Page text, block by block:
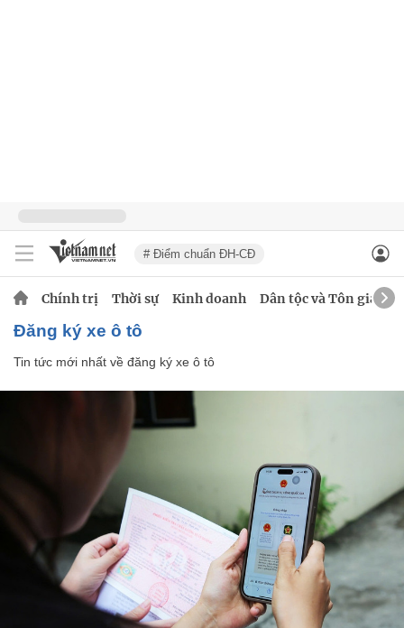
# Điểm chuẩn ĐH-CĐ
Chính trị Thời sự Kinh doanh Dân tộc và Tôn giáo
đăng ký xe ô tô
Tin tức mới nhất về đăng ký xe ô tô